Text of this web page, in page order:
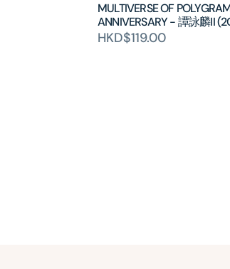
MULTIVERSE OF
ANNIVERSARY - 譚詠麟II
HKD$119.00